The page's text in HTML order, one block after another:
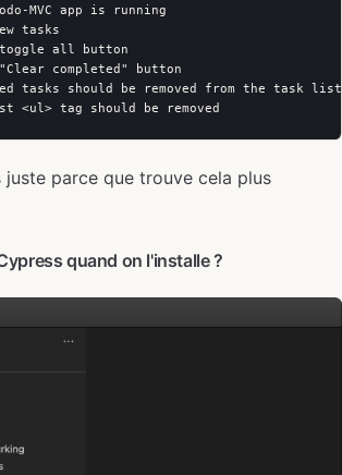
MVC app is running
tasks
all button
completed" button
tasks should be removed from the task list
juste parce que trouve cela plus
quand on l'installe ?